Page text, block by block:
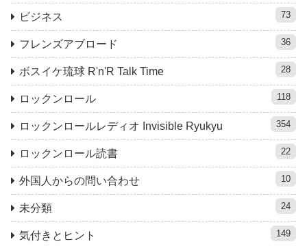
ビジネス 73
フレンズアブロード 36
ボスイケ琉球 R'n'R Talk Time 28
ロックンロール 118
ロックンロールレディオ Invisible Ryukyu 354
ロックンロール読書 22
外国人からの問い合わせ 10
未分類 24
気付きとヒント 149